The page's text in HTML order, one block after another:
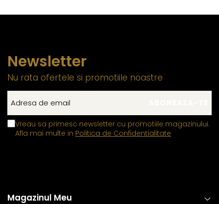
Newsletter
Nu rata ofertele si promotiile noastre
Vreau sa primesc newsletter cu promotiile magazinului.
Afla mai multe in Politica de Confidentialitate
Magazinul Meu